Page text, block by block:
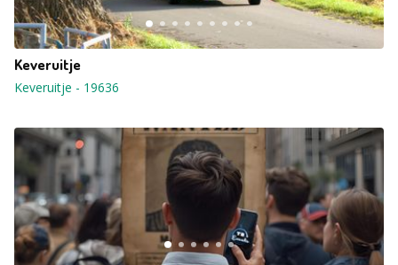
Keveruitje
Keveruitje - 19636